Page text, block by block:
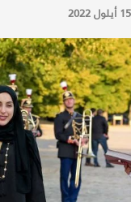
15 أيلول 2022